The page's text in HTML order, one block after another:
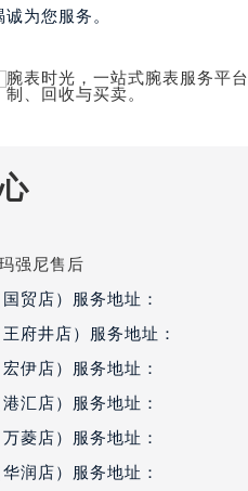
区五环大街帕玛强尼售后服务
市解放路帕玛强尼售后服务中
区新华路帕玛强尼售后服务中
区七经街帕玛强尼售后服务中
区解放大街帕玛强尼售后服务
山区中央路帕玛强尼售后服务
区中央大街帕玛强尼售后服务
区南马路帕玛强尼售后服务中
区市府路与渤海大街交叉口帕
区中街路137号亨得利名表维
为您服务。
强尼售后
国贸店）服务地址：
王府井店）服务地址：
宏伊店）服务地址：
港汇店）服务地址：
万菱店）服务地址：
华润店）服务地址：